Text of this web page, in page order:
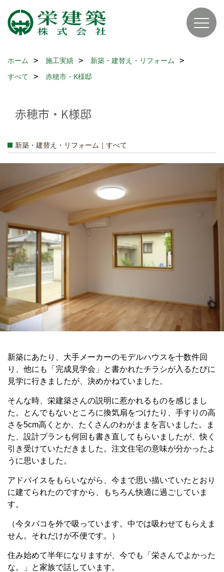
ホーム 施工実績
新築・建替え・リフォーム
すべて
赤穂市・K様邸
赤穂市・K様邸
新築・建替え・リフォーム｜すべて
新築にあたり、大手メーカーのモデルハウスを十数件回
り、他にも「完成見学会」と書かれたチラシが入るたびに
見学に行きましたが、決めかねていました。
そんな時、栄建築さんの説明に惹かれるものを感じまし
た。とんでもないところに換気扇をつけたり、手すりの高
さを5cm高くとか、たくさんのわがままを言いました。ま
た、設計プランも何回も書き直してもらいましたが、快く
引き受けていただきました。注文住宅の意味が分かったよ
うに思いました。
アドバイスをもらいながら、今まで思い描いていたとおり
に建てられたのですから、もちろん快適に過ごしていま
す。
（今タバコを外で吸っています。中では吸わせてもらえま
せん。それだけが不便です。）
住み始めて半年になりますが、今でも「栄さんでよかった
な。」と家族で話しています。